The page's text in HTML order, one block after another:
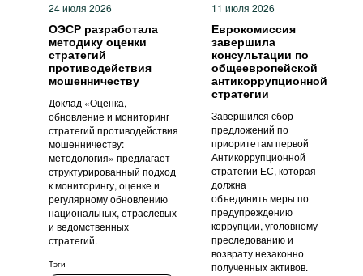
24 июля 2026
ОЭСР разработала
методику оценки
стратегий
противодействия
мошенничеству
Доклад «Оценка,
обновление и мониторинг
стратегий противодействия
мошенничеству:
методология» предлагает
структурированный подход
к мониторингу, оценке и
регулярному обновлению
национальных, отраслевых
и ведомственных
стратегий.
Тэги
11 июля 2026
Еврокомиссия
завершила
консультации по
общеевропейской
антикоррупционной
стратегии
Завершился сбор
предложений по
приоритетам первой
Антикоррупционной
стратегии ЕС, которая
должна
объединить меры по
предупреждению
коррупции, уголовному
преследованию и
возврату незаконно
полученных активов.